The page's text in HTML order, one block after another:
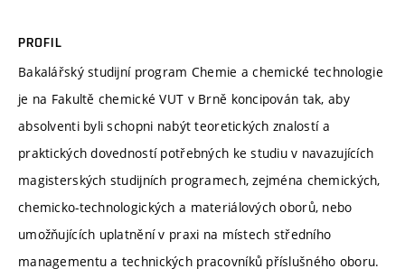
PROFIL
Bakalářský studijní program Chemie a chemické technologie
je na Fakultě chemické VUT v Brně koncipován tak, aby
absolventi byli schopni nabýt teoretických znalostí a
praktických dovedností potřebných ke studiu v navazujících
magisterských studijních programech, zejména chemických,
chemicko-technologických a materiálových oborů, nebo
umožňujících uplatnění v praxi na místech středního
managementu a technických pracovníků příslušného oboru.